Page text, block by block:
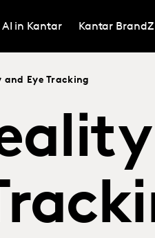
AI in Kantar Kantar BrandZ
Eye Tracking